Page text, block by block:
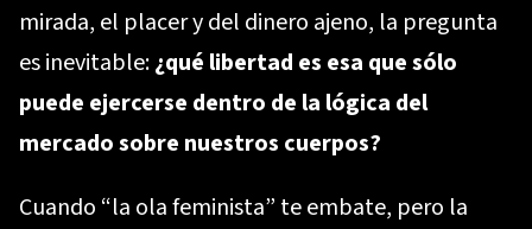
mirada, el placer y del dinero ajeno, la pregunta
es inevitable:¿qué libertad es esa que sólo
puede ejercerse dentro de la lógica del
mercado sobre nuestros cuerpos?
Cuando “la ola feminista” te embate, pero la